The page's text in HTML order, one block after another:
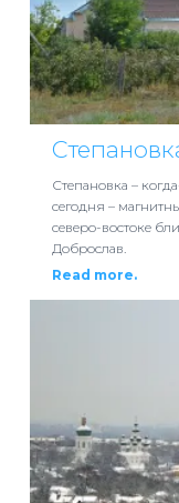
Степановка –
сегодня –
северо-востоке
Доброслав.
Read more.